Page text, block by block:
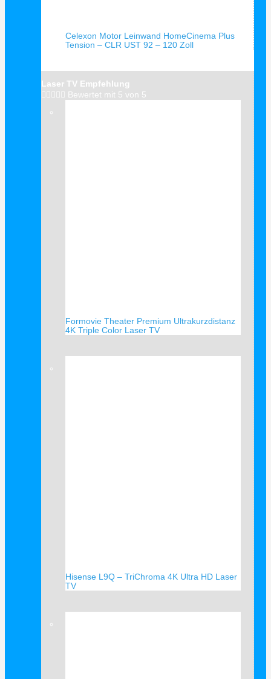
Celexon Motor Leinwand HomeCinema Plus
Tension – CLR UST 92 – 120 Zoll
Laser TV Empfehlung
     Bewertet mit 5 von 5
Formovie Theater Premium Ultrakurzdistanz
4K Triple Color Laser TV
Hisense L9Q – TriChroma 4K Ultra HD Laser
TV